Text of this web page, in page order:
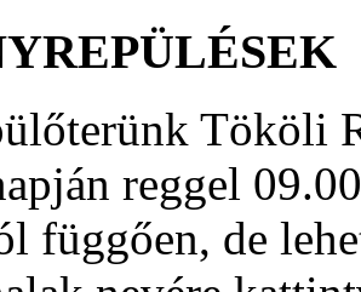
Tököli
reggel
függően, de